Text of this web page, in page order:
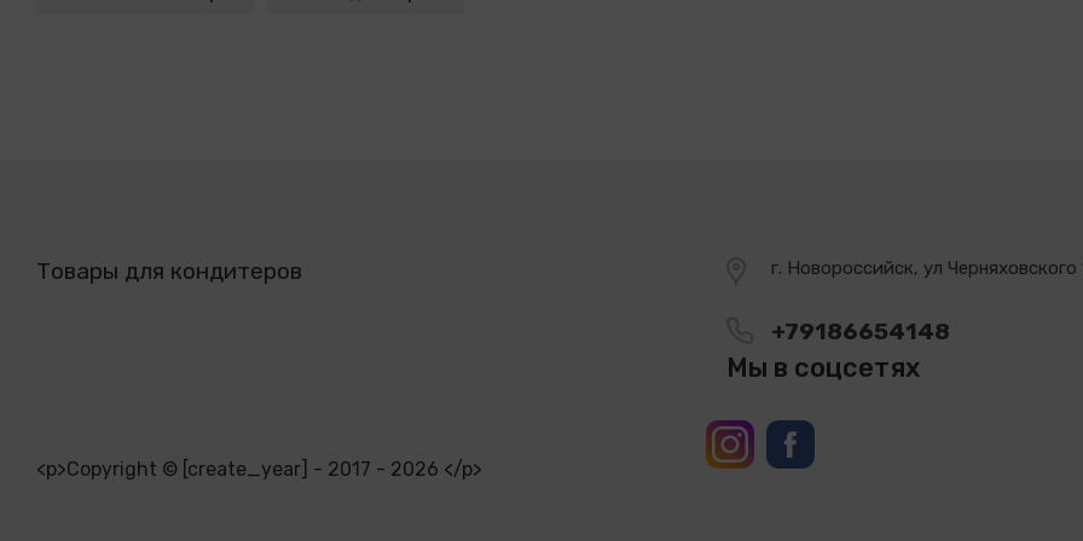
Товары для кондитеров
<p>Copyright © [create_year] - 2017 - 2026 </p>
г. Новороссийск, ул Черняховского
+79186654148
Мы в соцсетях